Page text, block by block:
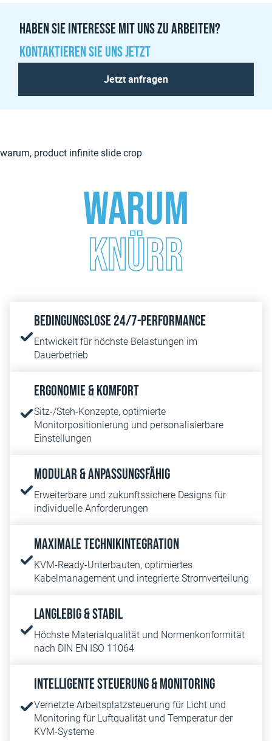
Haben sie interesse mit uns zu arbeiten?
Kontaktieren sie uns jetzt
Jetzt anfragen
Warum
Knürr
Bedingungslose 24/7-Performance
Entwickelt für höchste Belastungen im
Dauerbetrieb
Ergonomie & Komfort
Sitz-/Steh-Konzepte, optimierte
Monitorpositionierung und personalisierbare
Einstellungen
Modular & anpassungsfähig
Erweiterbare und zukunftssichere Designs für
individuelle Anforderungen
Maximale Technikintegration
KVM-Ready-Unterbauten, optimiertes
Kabelmanagement und integrierte Stromverteilung
Langlebig & stabil
Höchste Materialqualität und Normenkonformität
nach DIN EN ISO 11064
Intelligente Steuerung & Monitoring
Vernetzte Arbeitsplatzsteuerung für Licht und
Monitoring für Luftqualität und Temperatur der
KVM-Systeme